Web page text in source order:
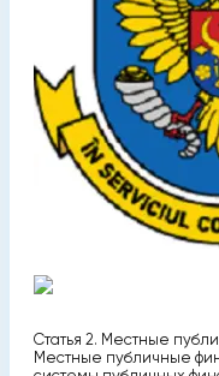
Статья 2. Местные
Местные публичные